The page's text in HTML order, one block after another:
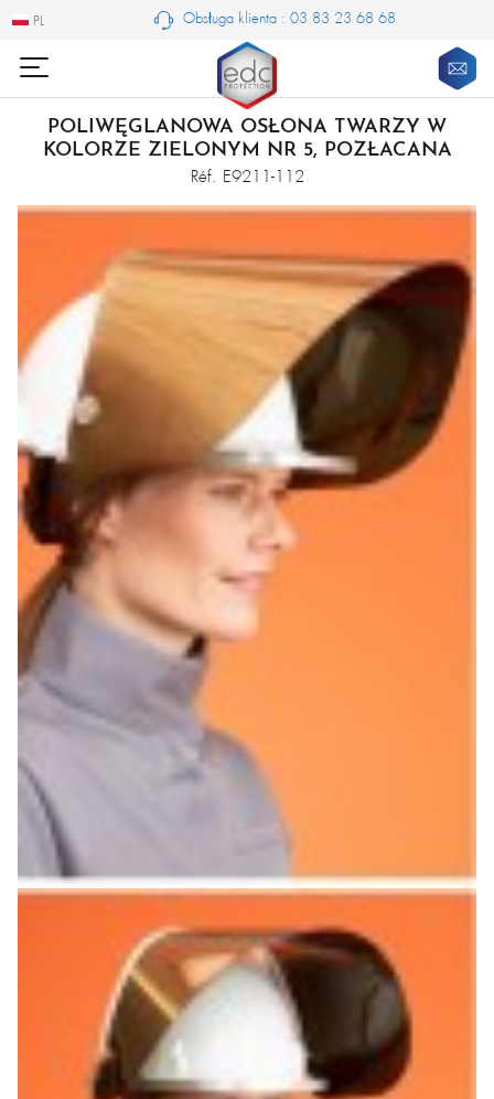
PL
PL Obsługa klienta : 03 83 23 68 68
POLIWĘGLANOWA OSŁONA TWARZY W
KOLORZE ZIELONYM NR 5, POZŁACANA
Réf. E9211-112